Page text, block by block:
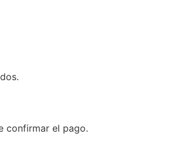
confirmar el pago.